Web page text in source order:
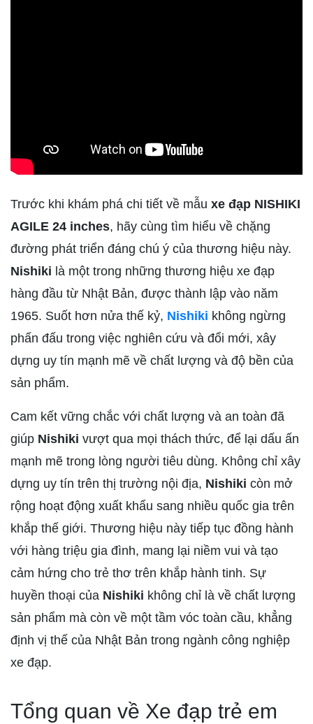
Trước khi khám phá chi tiết về mẫu xe đạp NISHIKI
AGILE 24 inches, hãy cùng tìm hiểu về chặng
đường phát triển đáng chú ý của thương hiệu này.
Nishiki là một trong những thương hiệu xe đạp
hàng đầu từ Nhật Bản, được thành lập vào năm
1965. Suốt hơn nửa thế kỷ, Nishiki không ngừng
phấn đấu trong việc nghiên cứu và đổi mới, xây
dựng uy tín mạnh mẽ về chất lượng và độ bền của
sản phẩm.
Cam kết vững chắc với chất lượng và an toàn đã
giúp Nishiki vượt qua mọi thách thức, để lại dấu ấn
mạnh mẽ trong lòng người tiêu dùng. Không chỉ xây
dựng uy tín trên thị trường nội địa, Nishiki còn mở
rộng hoạt động xuất khẩu sang nhiều quốc gia trên
khắp thế giới. Thương hiệu này tiếp tục đồng hành
với hàng triệu gia đình, mang lại niềm vui và tạo
cảm hứng cho trẻ thơ trên khắp hành tinh. Sự
huyền thoại của Nishiki không chỉ là về chất lượng
sản phẩm mà còn về một tầm vóc toàn cầu, khẳng
định vị thế của Nhật Bản trong ngành công nghiệp
xe đạp.
Tổng quan về Xe đạp trẻ em